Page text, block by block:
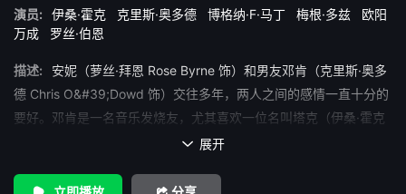
演员:
伊桑·霍克 克里斯·奥多德 博格纳·F·马丁 梅根·多兹
欧阳
万成
罗丝·伯恩
描述:
安妮（萝丝·拜恩 Rose Byrne 饰）和男友邓肯（克里斯·奥多
德 Chris O&#39;Dowd 饰）交往多年，两人之间的感情一直十分的
要好。邓肯是一名音乐发烧友，尤其喜欢一位名叫塔克（伊桑·霍克
Ethan Hawke 饰）的歌手。让邓肯没有想到的是，有一天，塔克竟
份小样，但安妮却觉得这简直就如同噪音一样难听。 安妮偷偷
 展开